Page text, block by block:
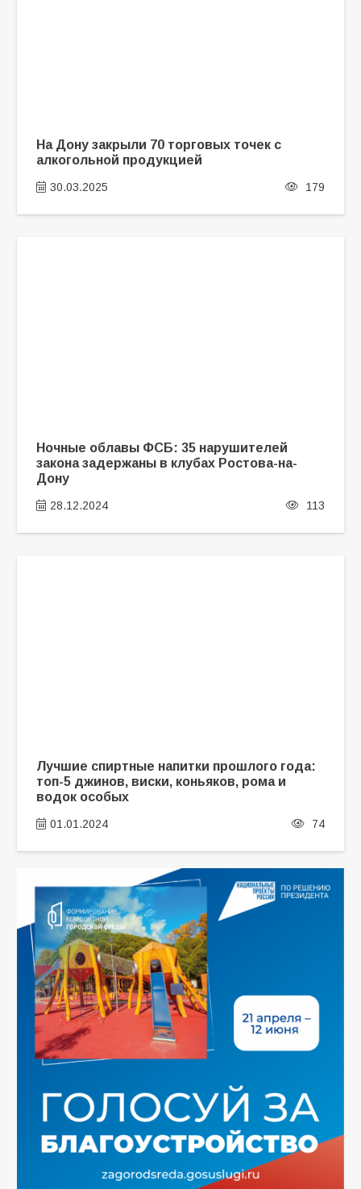
На Дону закрыли 70 торговых точек с
алкогольной продукцией
30.03.2025 179
Ночные облавы ФСБ: 35 нарушителей
закона задержаны в клубах Ростова-на-
Дону
28.12.2024 113
Лучшие спиртные напитки прошлого года:
топ-5 джинов, виски, коньяков, рома и
водок особых
01.01.2024 74